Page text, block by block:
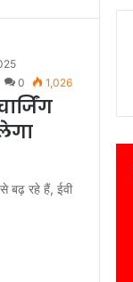
0
1,026
बढ़ रहे हैं, ईवी